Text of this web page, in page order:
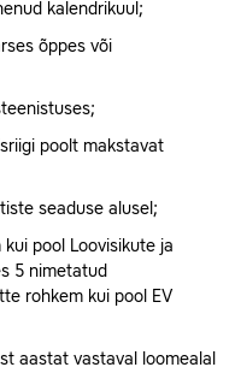
kalendrikuul;
õppes või
poolt makstavat
seaduse alusel;
pool Loovisikute ja
5 nimetatud
rohkem kui pool EV
aastat vastaval loomealal